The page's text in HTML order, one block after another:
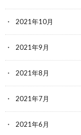
2021年10月
2021年9月
2021年8月
2021年7月
2021年6月